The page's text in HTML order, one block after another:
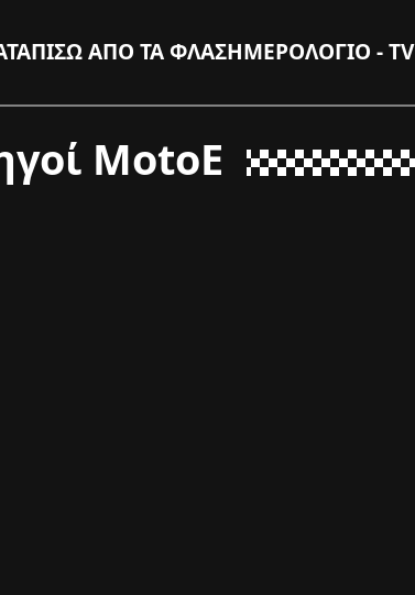
ΠΙΣΩ ΑΠΟ ΤΑ ΦΛΑΣΗΜΕΡΟΛΟΓΙΟ - TV
MotoE